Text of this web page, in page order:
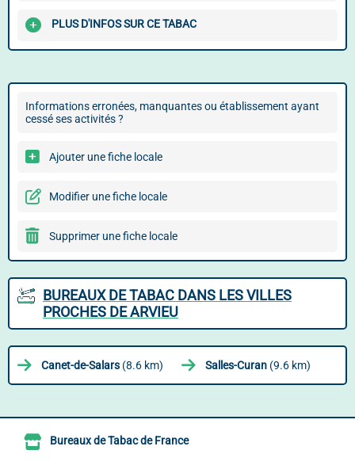
PLUS D'INFOS SUR CE TABAC
Informations erronées, manquantes ou établissement ayant
cessé ses activités ?
Ajouter une fiche locale
Modifier une fiche locale
Supprimer une fiche locale
BUREAUX DE TABAC DANS LES VILLES
PROCHES DE ARVIEU
Canet-de-Salars (8.6 km) Salles-Curan (9.6 km)
Bureaux de Tabac de France